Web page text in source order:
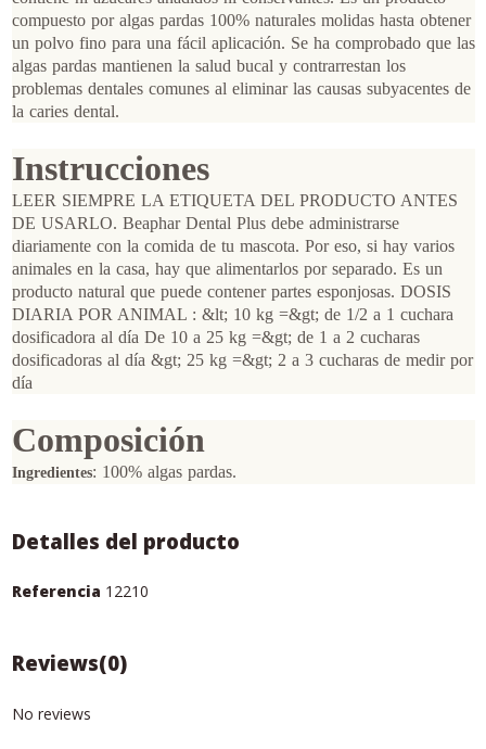
compuesto por algas pardas 100% naturales molidas hasta obtener
un polvo fino para una fácil aplicación. Se ha comprobado que las
algas pardas mantienen la salud bucal y contrarrestan los
problemas dentales comunes al eliminar las causas subyacentes de
la caries dental.
Instrucciones
LEER SIEMPRE LA ETIQUETA DEL PRODUCTO ANTES
DE USARLO. Beaphar Dental Plus debe administrarse
diariamente con la comida de tu mascota. Por eso, si hay varios
animales en la casa, hay que alimentarlos por separado. Es un
producto natural que puede contener partes esponjosas. DOSIS
DIARIA POR ANIMAL : &lt; 10 kg =&gt; de 1/2 a 1 cuchara
dosificadora al día De 10 a 25 kg =&gt; de 1 a 2 cucharas
dosificadoras al día &gt; 25 kg =&gt; 2 a 3 cucharas de medir por
día
Composición
Ingredientes: 100% algas pardas.
Detalles del producto
Referencia 12210
Reviews(0)
No reviews